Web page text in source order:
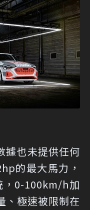
據也未提供任何
的最大馬力，
0-100km/h加
、極速被限制在